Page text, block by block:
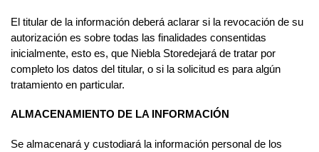
El titular de la información deberá aclarar si la revocación de su
autorización es sobre todas las finalidades consentidas
inicialmente, esto es, que Niebla Storedejará de tratar por
completo los datos del titular, o si la solicitud es para algún
tratamiento en particular.
ALMACENAMIENTO DE LA INFORMACIÓN
Se almacenará y custodiará la información personal de los